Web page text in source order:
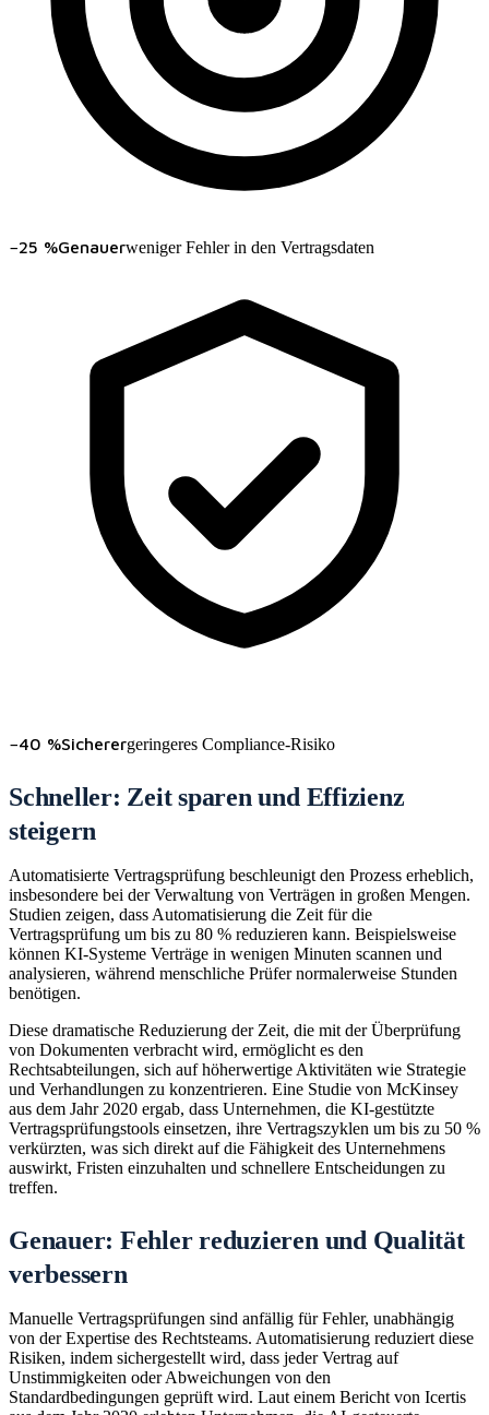
−25 %Genauerweniger Fehler in den Vertragsdaten
−40 %Sicherergeringeres Compliance-Risiko
Schneller: Zeit sparen und Effizienz
steigern
Automatisierte Vertragsprüfung beschleunigt den Prozess erheblich,
insbesondere bei der Verwaltung von Verträgen in großen Mengen.
Studien zeigen, dass Automatisierung die Zeit für die
Vertragsprüfung um bis zu 80 % reduzieren kann. Beispielsweise
können KI-Systeme Verträge in wenigen Minuten scannen und
analysieren, während menschliche Prüfer normalerweise Stunden
benötigen.
Diese dramatische Reduzierung der Zeit, die mit der Überprüfung
von Dokumenten verbracht wird, ermöglicht es den
Rechtsabteilungen, sich auf höherwertige Aktivitäten wie Strategie
und Verhandlungen zu konzentrieren. Eine Studie von McKinsey
aus dem Jahr 2020 ergab, dass Unternehmen, die KI-gestützte
Vertragsprüfungstools einsetzen, ihre Vertragszyklen um bis zu 50 %
verkürzten, was sich direkt auf die Fähigkeit des Unternehmens
auswirkt, Fristen einzuhalten und schnellere Entscheidungen zu
treffen.
Genauer: Fehler reduzieren und Qualität
verbessern
Manuelle Vertragsprüfungen sind anfällig für Fehler, unabhängig
von der Expertise des Rechtsteams. Automatisierung reduziert diese
Risiken, indem sichergestellt wird, dass jeder Vertrag auf
Unstimmigkeiten oder Abweichungen von den
Standardbedingungen geprüft wird. Laut einem Bericht von Icertis